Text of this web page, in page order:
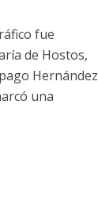
fue
de Hostos,
Hernández
una